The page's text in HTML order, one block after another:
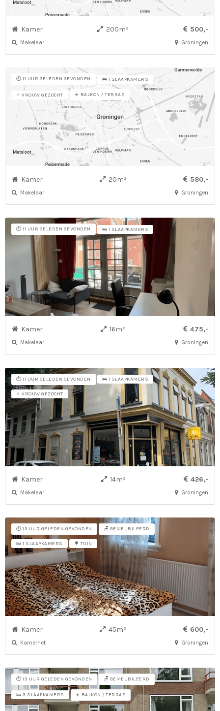
Kamer 200m² 500,-
Makelaar Groningen
⏱️ 11 UUR GELEDEN GEVONDEN 🛌 1 SLAAPKAMERS
♀ VROUW GEZOCHT ☀️ BALKON / TERRAS
Kamer 20m² 580,-
Makelaar Groningen
⏱️ 11 UUR GELEDEN GEVONDEN 🛌 1 SLAAPKAMERS
Kamer 16m² 475,-
Makelaar Groningen
⏱️ 11 UUR GELEDEN GEVONDEN 🛌 1 SLAAPKAMERS
♀ VROUW GEZOCHT
Kamer 14m² 426,-
Makelaar Groningen
⏱️ 13 UUR GELEDEN GEVONDEN 🪑 GEMEUBILEERD
🛌 1 SLAAPKAMERS 🌳 TUIN
Kamer 45m² 600,-
Kamernet Groningen
⏱️ 13 UUR GELEDEN GEVONDEN 🪑 GEMEUBILEERD
🛌 3 SLAAPKAMERS ☀️ BALKON / TERRAS